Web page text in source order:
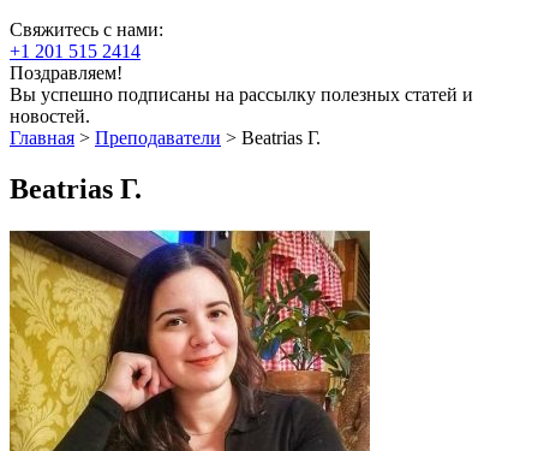
Свяжитесь с нами:
+1 201 515 2414
Поздравляем!
Вы успешно подписаны на рассылку полезных статей и
новостей.
Главная > Преподаватели > Beatrias Г.
Beatrias Г.